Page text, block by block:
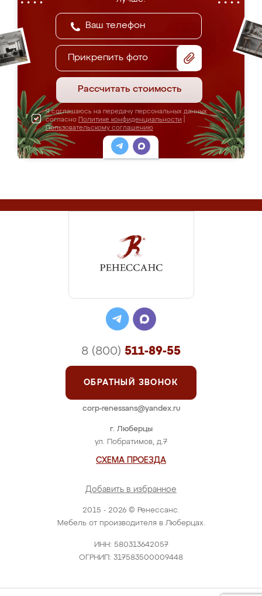
Прикрепить фото
Рассчитать стоимость
Я соглашаюсь на передачу персональных данных
согласно Политике конфиденциальности
Пользовательскому соглашению
2015 - 2026 © Ренессанс.
Мебель от производителя в Люберцах.
ИНН: 580313642057
ОГРНИП: 317583500009448
г. Люберцы
ул. Побратимов, д.7
СХЕМА ПРОЕЗДА
Добавить в избранное
8 (800) 511-89-55
ОБРАТНЫЙ ЗВОНОК
corp-renessans@yandex.ru